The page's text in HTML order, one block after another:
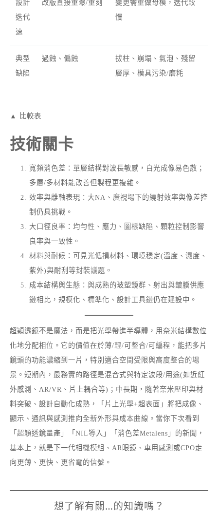
設計
迭代
速
改版直接重曝/重刻
變更需重做母模，迭代較
慢
典型
缺陷
過蝕、偏蝕
拔柱、崩塌、氣泡、殘留
層厚、模具污染/磨耗
▲ 比較表
技術關卡
寬頻消色差：單層結構對波長敏感，白光成像易色散；
多層/多材料能改善但製程更複雜。
效率與離軸表現：大NA、廣視場下的繞射效率與像差控
制仍具挑戰。
大口徑良率：均勻性、應力、圖樣缺陷、顆粒控制影響
良率與一致性。
材料與耐候：可見光低損材料、環境穩定(溫度、濕度、
紫外)與耐刮等封裝議題。
成本結構與生態：與成熟的玻塑鏡群、射出與鍍膜供應
鏈相比，規模化、標準化、設計工具鏈仍在建設中。
超穎透鏡不是魔法，而是把光學帶進半導體，用奈米結構數位
化地分配相位。它的價值在於薄/輕/可整合/可編程，能把多片
鏡頭的功能濃縮到一片，特別適合空間受限與高度整合的場
景。短期內，最務實的路徑是混合式與特定波段/用途(如近紅
外感測、AR/VR、片上耦合等)；中長期，隨著奈米壓印與材
料突破、設計自動化成熟，「片上光學+超表面」將把成像、
顯示、通訊與感測推向全新外形與成本曲線。當你下次看到
「超穎透鏡量產」「NIL導入」「消色差Metalens」的新聞，
基本上，就是下一代相機模組、AR眼鏡、車用感測或CPO走
向更薄、更快、更省電的信號。
想了解有關…的知識嗎？